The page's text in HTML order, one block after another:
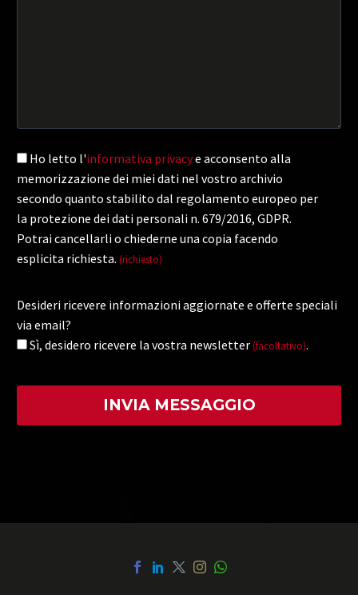
Ho letto l'informativa privacye acconsento alla
memorizzazione dei miei dati nel vostro archivio
secondo quanto stabilito dal regolamento europeo per
la protezione dei dati personali n. 679/2016, GDPR.
Potrai cancellarli o chiederne una copia facendo
esplicita richiesta. (richiesto)
Desideri ricevere informazioni aggiornate e offerte speciali
via email?
Sì, desidero ricevere la vostra newsletter (facoltativo).